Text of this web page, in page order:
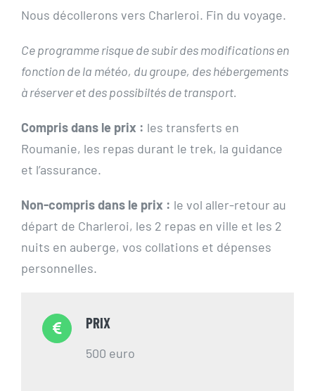
Nous décollerons vers Charleroi. Fin du voyage.
Ce programme risque de subir des modifications en
fonction de la météo, du groupe, des hébergements
à réserver et des possibiltés de transport.
Compris dans le prix : les transferts en
Roumanie, les repas durant le trek, la guidance
et l’assurance.
Non-compris dans le prix : le vol aller-retour au
départ de Charleroi, les 2 repas en ville et les 2
nuits en auberge, vos collations et dépenses
personnelles.
PRIX
500 euro